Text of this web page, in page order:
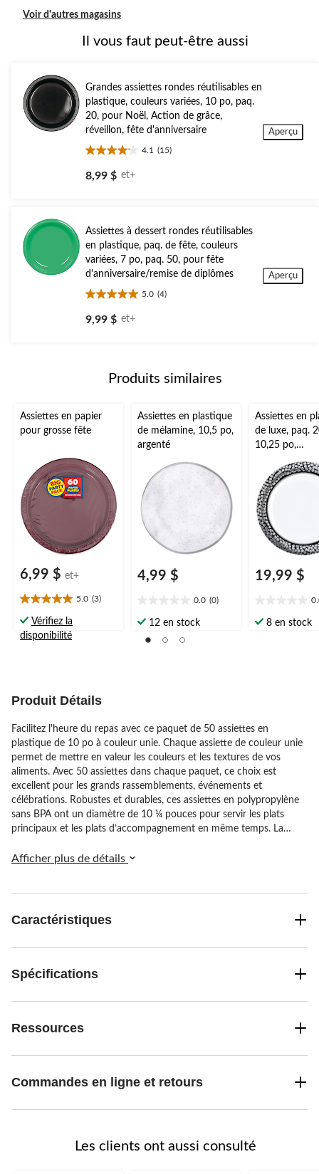
Voir d'autres magasins
Il vous faut peut-être aussi
Grandes assiettes rondes réutilisables en
plastique, couleurs variées, 10 po, paq.
20, pour Noël, Action de grâce,
réveillon, fête d'anniversaire
4.1 (15)
4.1
étoile(s)
sur
8,99 $ et+
Aperçu
Assiettes à dessert rondes réutilisables
en plastique, paq. de fête, couleurs
variées, 7 po, paq. 50, pour fête
d'anniversaire/remise de diplômes
5.0 (4)
5.0
étoile(s)
sur
9,99 $ et+
Aperçu
Produits similaires
Assiettes en papier
pour grosse fête
6,99 $ et+
5.0 (3)
5.0
étoile(s)
sur
Vérifiez la
disponibilité
Assiettes en plastique
de mélamine, 10,5 po,
argenté
4,99 $
0.0 (0)
étoile(s)
12 en stock
Assiettes en
de luxe, paq.
10,25 po,
19,99 $
étoile(s)
8 en stock
Produit Détails
Facilitez l'heure du repas avec ce paquet de 50 assiettes en
plastique de 10 po à couleur unie. Chaque assiette de couleur unie
permet de mettre en valeur les couleurs et les textures de vos
aliments. Avec 50 assiettes dans chaque paquet, ce choix est
excellent pour les grands rassemblements, événements et
célébrations. Robustes et durables, ces assiettes en polypropylène
sans BPA ont un diamètre de 10 ¼ pouces pour servir les plats
principaux et les plats d’accompagnement en même temps. La
facilement. Polyvalentes et jetables, ces assiettes sont idéales pour
Afficher plus de détails
Caractéristiques
Spécifications
Ressources
Commandes en ligne et retours
Les clients ont aussi consulté